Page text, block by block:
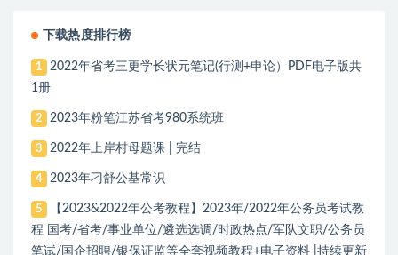
下载热度排行榜
1
2022年省考三更学长状元笔记(行测+申论）PDF电子版共
1册
2 2023年粉笔江苏省考980系统班
3 2022年上岸村母题课 | 完结
4 2023年刁舒公基常识
5
【2023&2022年公考教程】2023年/2022年公务员考试教
程 国考/省考/事业单位/遴选选调/时政热点/军队文职/公务员
笔试/国企招聘/银保证监等全套视频教程+电子资料 |持续更新